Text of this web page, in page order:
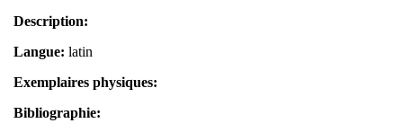
Description:
Langue: latin
Exemplaires physiques:
Bibliographie: